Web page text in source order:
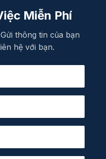
Miễn Phí
thông tin của bạn
hệ với bạn.